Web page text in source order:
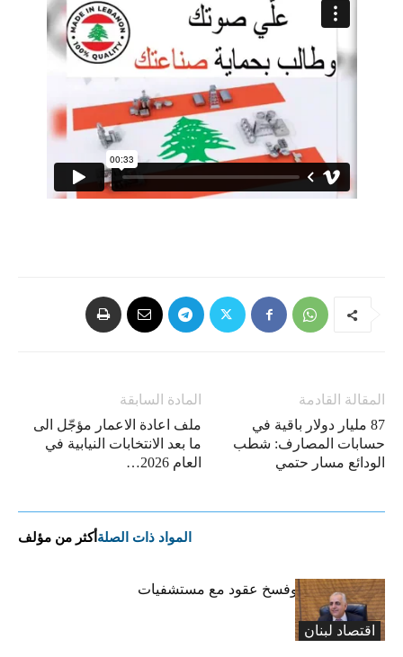
المادة السابقة
ملف اعادة الاعمار مؤجّل الى
ما بعد الانتخابات النيابية في
العام 2026…
المقالة القادمة
87 مليار دولار باقية في
حسابات المصارف: شطب
الودائع مسار حتمي
المواد ذات الصلة أكثر من مؤلف
اقتصاد لبنان
كركي: إنذارات وفسخ عقود مع مستشفيات
مخالفة